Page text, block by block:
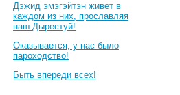
Дэжид эмэгэйтэн живет в
каждом из них, прославляя
наш Дырестуй!
Оказывается, у нас было
пароходство!
Быть впереди всех!